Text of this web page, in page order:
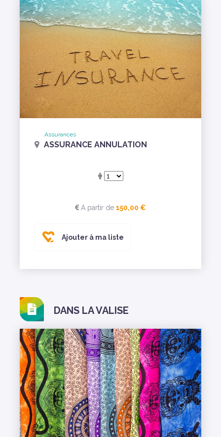
Assurances
ASSURANCE ANNULATION
A partir de 150,00 €
Ajouter à ma liste
DANS LA VALISE